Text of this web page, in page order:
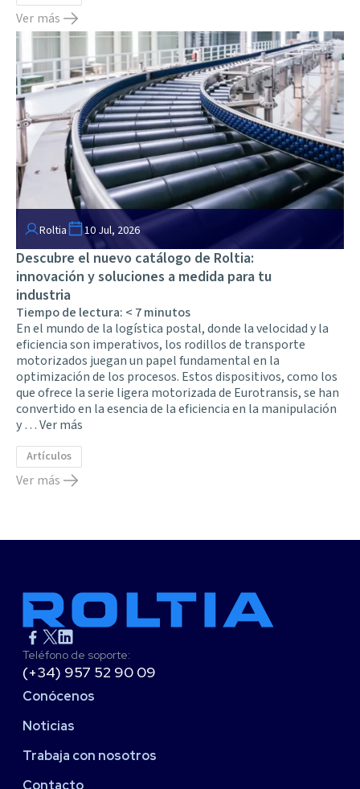
Ver más
Roltia 10 Jul, 2026
Descubre el nuevo catálogo de Roltia:
innovación y soluciones a medida para tu
industria
Tiempo de lectura: < 7minutos
En el mundo de la logística postal, donde la velocidad y la
eficiencia son imperativos, los rodillos de transporte
motorizados juegan un papel fundamental en la
optimización de los procesos. Estos dispositivos, como los
que ofrece la serie ligera motorizada de Eurotransis, se han
convertido en la esencia de la eficiencia en la manipulación
y …Ver más
Artículos
Ver más
Teléfono de soporte:
(+34) 957 52 90 09
Conócenos
Noticias
Trabaja con nosotros